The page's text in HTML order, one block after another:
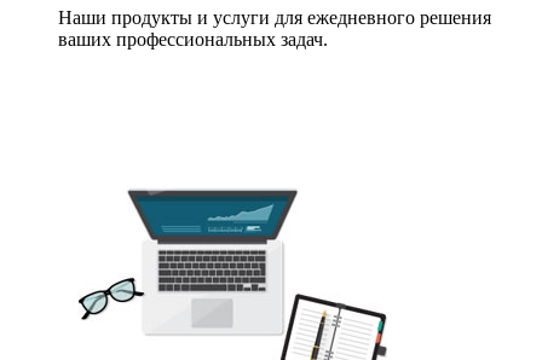
Наши продукты и услуги для ежедневного решения
ваших профессиональных задач.